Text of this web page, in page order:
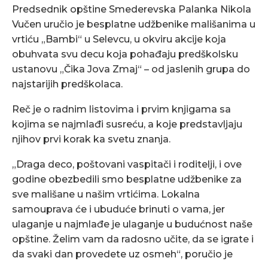
Predsednik opštine Smederevska Palanka Nikola
Vučen uručio je besplatne udžbenike mališanima u
vrtiću „Bambi“ u Selevcu, u okviru akcije koja
obuhvata svu decu koja pohađaju predškolsku
ustanovu „Čika Jova Zmaj“ – od jaslenih grupa do
najstarijih predškolaca.
Reč je o radnim listovima i prvim knjigama sa
kojima se najmlađi susreću, a koje predstavljaju
njihov prvi korak ka svetu znanja.
„Draga deco, poštovani vaspitači i roditelji, i ove
godine obezbedili smo besplatne udžbenike za
sve mališane u našim vrtićima. Lokalna
samouprava će i ubuduće brinuti o vama, jer
ulaganje u najmlađe je ulaganje u budućnost naše
opštine. Želim vam da radosno učite, da se igrate i
da svaki dan provedete uz osmeh“, poručio je